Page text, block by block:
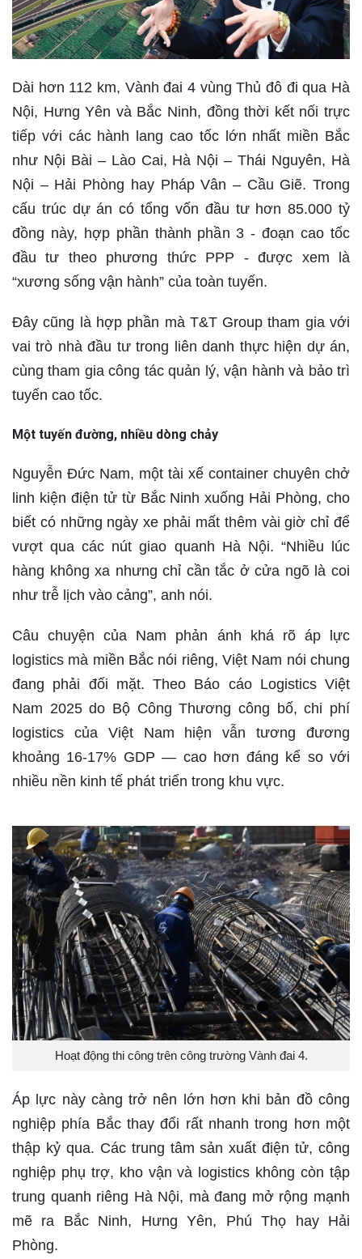
Dài hơn 112 km, Vành đai 4 vùng Thủ đô đi qua Hà
Nội, Hưng Yên và Bắc Ninh, đồng thời kết nối trực
tiếp với các hành lang cao tốc lớn nhất miền Bắc
như Nội Bài – Lào Cai, Hà Nội – Thái Nguyên, Hà
Nội – Hải Phòng hay Pháp Vân – Cầu Giẽ. Trong
cấu trúc dự án có tổng vốn đầu tư hơn 85.000 tỷ
đồng này, hợp phần thành phần 3 - đoạn cao tốc
đầu tư theo phương thức PPP - được xem là
“xương sống vận hành” của toàn tuyến.
Đây cũng là hợp phần mà T&T Group tham gia với
vai trò nhà đầu tư trong liên danh thực hiện dự án,
cùng tham gia công tác quản lý, vận hành và bảo trì
tuyến cao tốc.
Một tuyến đường, nhiều dòng chảy
Nguyễn Đức Nam, một tài xế container chuyên chở
linh kiện điện tử từ Bắc Ninh xuống Hải Phòng, cho
biết có những ngày xe phải mất thêm vài giờ chỉ để
vượt qua các nút giao quanh Hà Nội. “Nhiều lúc
hàng không xa nhưng chỉ cần tắc ở cửa ngõ là coi
như trễ lịch vào cảng”, anh nói.
Câu chuyện của Nam phản ánh khá rõ áp lực
logistics mà miền Bắc nói riêng, Việt Nam nói chung
đang phải đối mặt. Theo Báo cáo Logistics Việt
Nam 2025 do Bộ Công Thương công bố, chi phí
logistics của Việt Nam hiện vẫn tương đương
khoảng 16-17% GDP — cao hơn đáng kể so với
nhiều nền kinh tế phát triển trong khu vực.
Hoạt động thi công trên công trường Vành đai 4.
Áp lực này càng trở nên lớn hơn khi bản đồ công
nghiệp phía Bắc thay đổi rất nhanh trong hơn một
thập kỷ qua. Các trung tâm sản xuất điện tử, công
nghiệp phụ trợ, kho vận và logistics không còn tập
trung quanh riêng Hà Nội, mà đang mở rộng mạnh
mẽ ra Bắc Ninh, Hưng Yên, Phú Thọ hay Hải
Phòng.